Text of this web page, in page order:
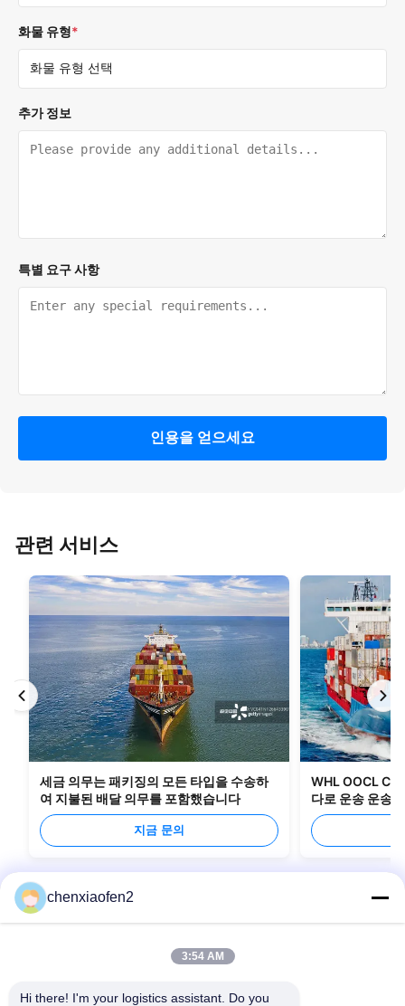
화물 유형*
추가 정보
특별 요구 사항
인용을 얻으세요
관련 서비스
세금 의무는 패키징의 모든 타입을 수송하
여 지불된 배달 의무를 포함했습니다
지금 문의
WHL OOCL
다로 운송 운송
chenxiaofen2
3:54 AM
Hi there! I'm your logistics assistant. Do you